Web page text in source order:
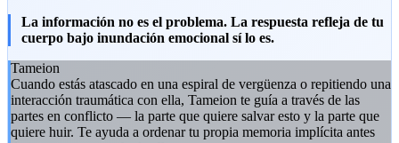
La información no es el problema. La respuesta refleja de tu
cuerpo bajo inundación emocional sí lo es.
Tameion
Cuando estás atascado en una espiral de vergüenza o repitiendo una
interacción traumática con ella, Tameion te guía a través de las
partes en conflicto — la parte que quiere salvar esto y la parte que
quiere huir. Te ayuda a ordenar tu propia memoria implícita antes